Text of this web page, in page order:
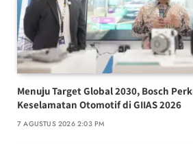
Menuju Target Global 2030, Bosch
Keselamatan Otomotif di GIIAS 2026
7 AGUSTUS 2026 2:03 PM